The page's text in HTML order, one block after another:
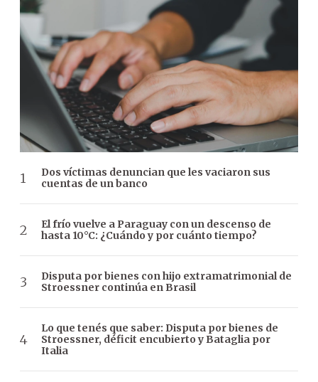
Dos víctimas denuncian que les vaciaron sus
cuentas de un banco
El frío vuelve a Paraguay con un descenso de
hasta 10°C: ¿Cuándo y por cuánto tiempo?
Disputa por bienes con hijo extramatrimonial de
Stroessner continúa en Brasil
Lo que tenés que saber: Disputa por bienes de
Stroessner, déficit encubierto y Bataglia por
Italia